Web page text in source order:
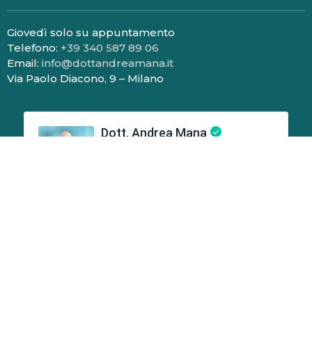
Giovedì solo su appuntamento
Telefono: +39 340 587 89 06
Email: info@dottandreamana.it
Via Paolo Diacono, 9 – Milano